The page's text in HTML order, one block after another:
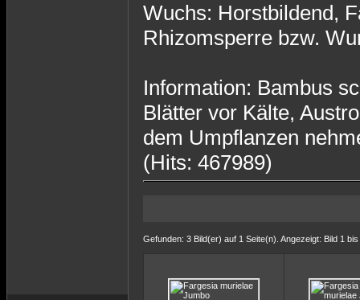
Wuchs: Horstbildend,
Rhizomsperre bzw.
Information: Bambus
Blätter vor Kälte,
dem Umpflanzen
(Hits: 467989)
Gefunden: 3 Bild(er) auf 1 Seite(n). Angezeigt: Bild 1 bis